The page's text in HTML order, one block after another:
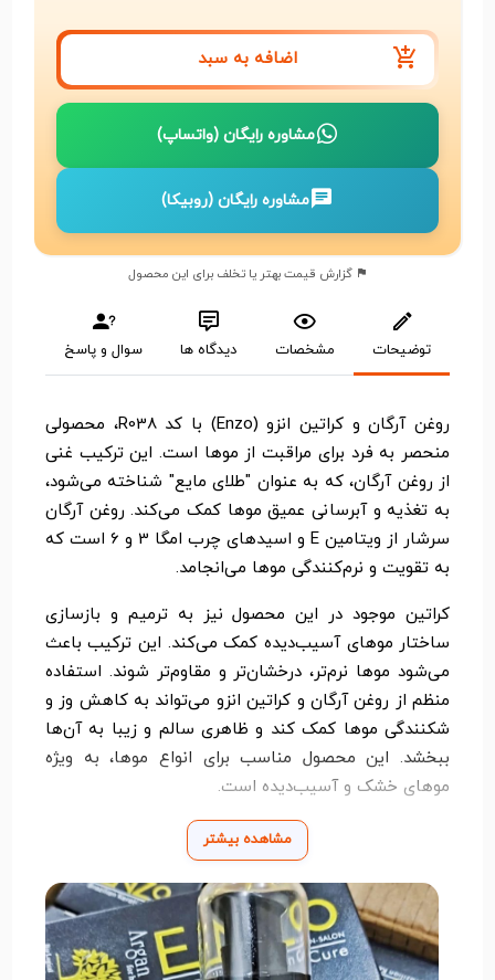
اضافه به سبد
مشاوره رایگان (واتساپ)
مشاوره رایگان (روبیکا)
گزارش قیمت بهتر یا تخلف برای این محصول
توضیحات مشخصات دیدگاه ها سوال و پاسخ
روغن آرگان و کراتین انزو (Enzo) با کد R038، محصولی
منحصر به فرد برای مراقبت از موها است. این ترکیب غنی
از روغن آرگان، که به عنوان "طلای مایع" شناخته می‌شود،
به تغذیه و آبرسانی عمیق موها کمک می‌کند. روغن آرگان
سرشار از ویتامین E و اسیدهای چرب امگا 3 و 6 است که
به تقویت و نرم‌کنندگی موها می‌انجامد.
کراتین موجود در این محصول نیز به ترمیم و بازسازی
ساختار موهای آسیب‌دیده کمک می‌کند. این ترکیب باعث
می‌شود موها نرم‌تر، درخشان‌تر و مقاوم‌تر شوند. استفاده
منظم از روغن آرگان و کراتین انزو می‌تواند به کاهش وز و
شکنندگی موها کمک کند و ظاهری سالم و زیبا به آن‌ها
ببخشد. این محصول مناسب برای انواع موها، به ویژه
موهای خشک و آسیب‌دیده است.
مشاهده بیشتر